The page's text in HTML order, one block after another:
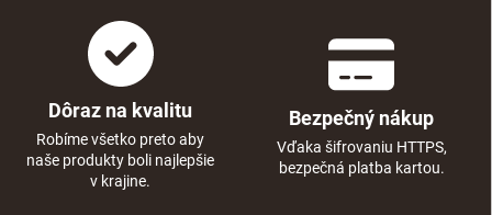
Dôraz na kvalitu
Robíme všetko preto aby
naše produkty boli najlepšie
v krajine.
Bezpečný nákup
Vďaka šifrovaniu HTTPS,
bezpečná platba kartou.